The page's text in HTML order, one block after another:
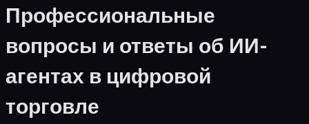
Профессиональные
вопросы и ответы об ИИ-
агентах в цифровой
торговле